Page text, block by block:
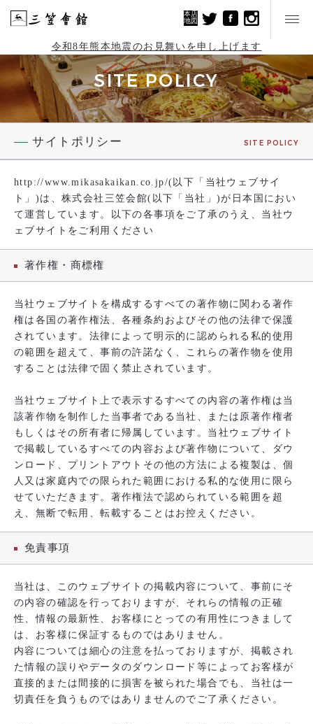
本店
地図
令和8年熊本地震のお見舞いを申し上げます
SITE POLICY
サイトポリシー SITE POLICY
http://www.mikasakaikan.co.jp/(以下「当社ウェブサイ
ト」)は、株式会社三笠会館(以下「当社」)が日本国におい
て運営しています。以下の各事項をご了承のうえ、当社ウ
ェブサイトをご利用ください
著作権・商標権
当社ウェブサイトを構成するすべての著作物に関わる著作
権は各国の著作権法、各種条約およびその他の法律で保護
されています。法律によって明示的に認められる私的使用
の範囲を超えて、事前の許諾なく、これらの著作物を使用
することは法律で固く禁止されています。
当社ウェブサイト上で表示するすべての内容の著作権は当
該著作物を制作した当事者である当社、または原著作権者
もしくはその所有者に帰属しています。当社ウェブサイト
で掲載しているすべての内容および著作物について、ダウ
ンロード、プリントアウトその他の方法による複製は、個
人又は家庭内での限られた範囲における私的な使用に限ら
せていただきます。著作権法で認められている範囲を超
え、無断で転用、転載することはお控えください。
免責事項
当社は、このウェブサイトの掲載内容について、事前にそ
の内容の確認を行っておりますが、それらの情報の正確
性、情報の最新性、お客様にとっての有用性につきまして
は、お客様に保証するものではありません。
内容については細心の注意を払っておりますが、掲載され
た情報の誤りやデータのダウンロード等によってお客様が
直接的または間接的に損害を被られた場合でも、当社は一
切責任を負うものではありませんのでご了承ください。